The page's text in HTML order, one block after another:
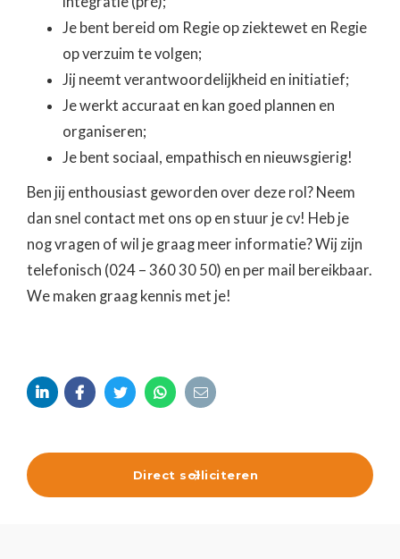
Je bent bereid om Regie op ziektewet en Regie
op verzuim te volgen;
Jij neemt verantwoordelijkheid en initiatief;
Je werkt accuraat en kan goed plannen en
organiseren;
Je bent sociaal, empathisch en nieuwsgierig!
Ben jij enthousiast geworden over deze rol? Neem
dan snel contact met ons op en stuur je cv! Heb je
nog vragen of wil je graag meer informatie? Wij zijn
telefonisch (024 – 360 30 50) en per mail bereikbaar.
We maken graag kennis met je!
    
Direct solliciteren
